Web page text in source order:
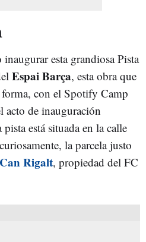
esta grandiosa Pista
Espai Barça, esta obra que
con el Spotify Camp
acto de inauguración
está situada en la calle
la parcela justo
Rigalt, propiedad del FC